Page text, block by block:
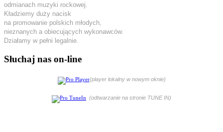
odmianach muzyki rockowej.
Kładziemy duży nacisk
na promowanie polskich młodych,
nieznanych a obiecujących wykonawców.
Działamy w pełni legalnie.
Słuchaj nas on-line
(player lokalny w nowym oknie)
(odtwarzanie na stronie TUNE IN)